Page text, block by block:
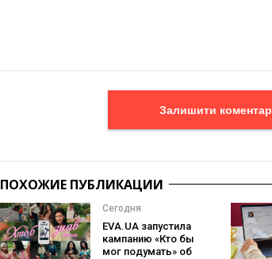
Залишити коментар
ПОХОЖИЕ ПУБЛИКАЦИИ
Сегодня
EVA.UA запустила
кампанию «Кто бы
мог подумать» об